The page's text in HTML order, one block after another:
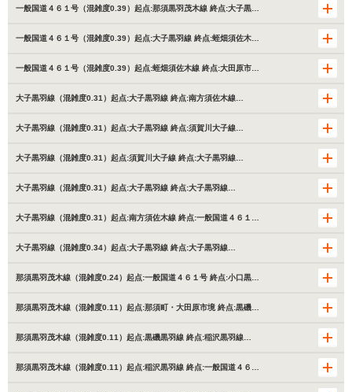
一般国道４６１号（混雑度0.39）起点:那須黒羽茂木線 終点:大子黒…
一般国道４６１号（混雑度0.39）起点:大子黒羽線 終点:蛭畑須佐木…
一般国道４６１号（混雑度0.39）起点:蛭畑須佐木線 終点:大田原市…
大子黒羽線（混雑度0.31）起点:大子黒羽線 終点:南方須佐木線…
大子黒羽線（混雑度0.31）起点:大子黒羽線 終点:須賀川大子線…
大子黒羽線（混雑度0.31）起点:須賀川大子線 終点:大子黒羽線…
大子黒羽線（混雑度0.31）起点:大子黒羽線 終点:大子黒羽線…
大子黒羽線（混雑度0.31）起点:南方須佐木線 終点:一般国道４６１…
大子黒羽線（混雑度0.34）起点:大子黒羽線 終点:大子黒羽線…
那須黒羽茂木線（混雑度0.24）起点:一般国道４６１号 終点:小口黒…
那須黒羽茂木線（混雑度0.11）起点:那須町・大田原市境 終点:黒磯…
那須黒羽茂木線（混雑度0.11）起点:黒磯黒羽線 終点:稲沢黒羽線…
那須黒羽茂木線（混雑度0.11）起点:稲沢黒羽線 終点:一般国道４６…